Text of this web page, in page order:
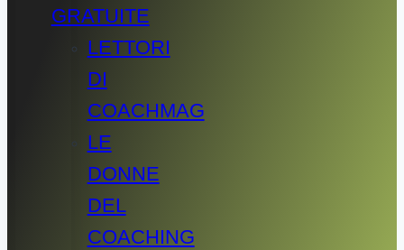
GRATUITE
LETTORI
DI
COACHMAG
LE
DONNE
DEL
COACHING